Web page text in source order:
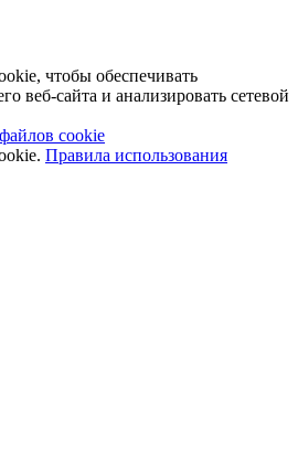
чтобы обеспечивать
веб-сайта и анализировать сетевой
cookie
Правила использования